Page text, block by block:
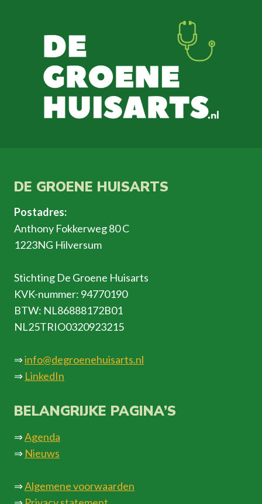
DE GROENE HUISARTS
Postadres:
Anthony Fokkerweg 80 C
1223NG Hilversum
Stichting De Groene Huisarts
KVK-nummer: 94770190
BTW: NL86888172B01
NL25TRIO0320923215
⇒info@degroenehuisarts.nl
⇒ LinkedIn
BELANGRIJKE PAGINA’S
⇒Agenda
⇒ Nieuws
⇒Algemene voorwaarden